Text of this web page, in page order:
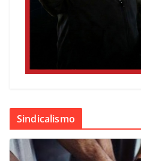
Sindicalismo